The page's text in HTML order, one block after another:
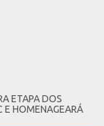
ETAPA DOS
E HOMENAGEARÁ